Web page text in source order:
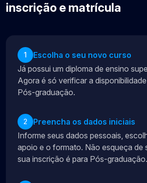
inscrição e matrícula
1
Escolha o seu novo curso
Já possui um diploma de ensino
Agora é só verificar a
Pós-graduação.
2
Preencha os dados iniciais
Informe seus dados pessoais,
apoio e o formato. Não esqueça de
sua inscrição é para Pós-graduação.